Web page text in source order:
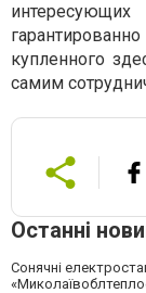
купленного
самим
Останні
Сонячні